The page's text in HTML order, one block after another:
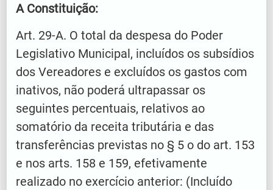
A Constituição:
Art. 29-A. O total da despesa do Poder
Legislativo Municipal, incluídos os subsídios
dos Vereadores e excluídos os gastos com
inativos, não poderá ultrapassar os
seguintes percentuais, relativos ao
somatório da receita tributária e das
transferências previstas no § 5 o do art. 153
e nos arts. 158 e 159, efetivamente
realizado no exercício anterior: (Incluído